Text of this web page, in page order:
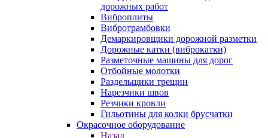
дорожных работ
Виброплиты
Вибротрамбовки
Демаркировщики дорожной разметки
Дорожные катки (виброкатки)
Разметочные машины для дорог
Отбойные молотки
Раздельщики трещин
Нарезчики швов
Резчики кровли
Гильотины для колки брусчатки
Окрасочное оборудование
Назад